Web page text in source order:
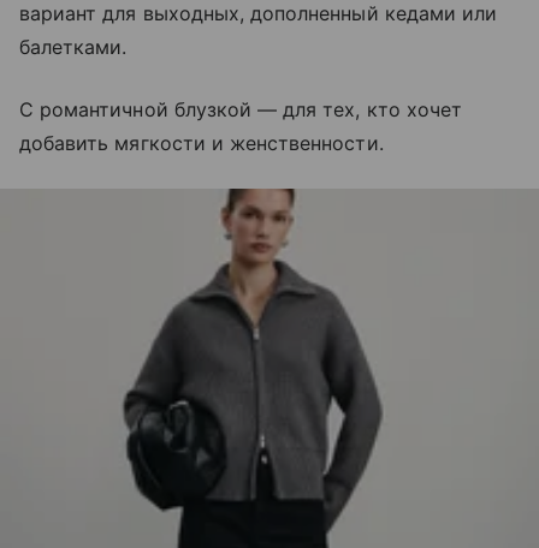
вариант для выходных, дополненный кедами или
балетками.
С романтичной блузкой — для тех, кто хочет
добавить мягкости и женственности.